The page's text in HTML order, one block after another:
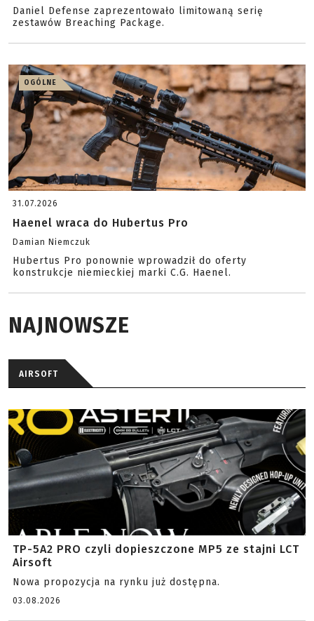
Daniel Defense zaprezentowało limitowaną serię
zestawów Breaching Package.
OGÓLNE
31.07.2026
Haenel wraca do Hubertus Pro
Damian Niemczuk
Hubertus Pro ponownie wprowadził do oferty
konstrukcje niemieckiej marki C.G. Haenel.
NAJNOWSZE
AIRSOFT
TP-5A2 PRO czyli dopieszczone MP5 ze stajni LCT
Airsoft
Nowa propozycja na rynku już dostępna.
03.08.2026